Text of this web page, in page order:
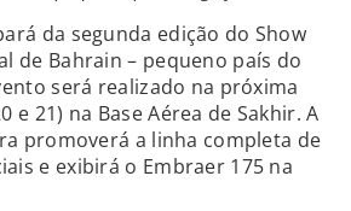
da segunda edição do Show
de Bahrain – pequeno país do
será realizado na próxima
e 21) na Base Aérea de Sakhir. A
promoverá a linha completa de
e exibirá o Embraer 175 na